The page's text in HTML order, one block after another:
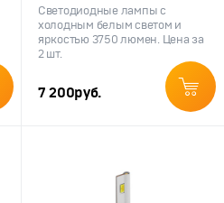
Светодиодные лампы с
холодным белым светом и
яркостью 3750 люмен. Цена за
2 шт.
7 200руб.